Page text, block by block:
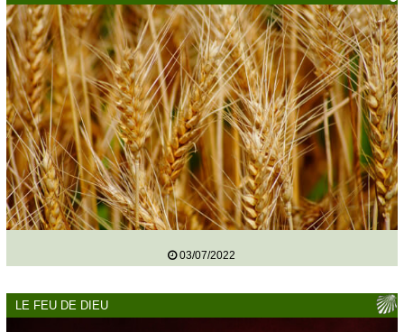
03/07/2022
LE FEU DE DIEU